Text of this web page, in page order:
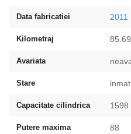
Data fabricatiei 2011
Kilometraj
Avariata
Stare
Capacitate cilindrica 1598
Putere maxima 88